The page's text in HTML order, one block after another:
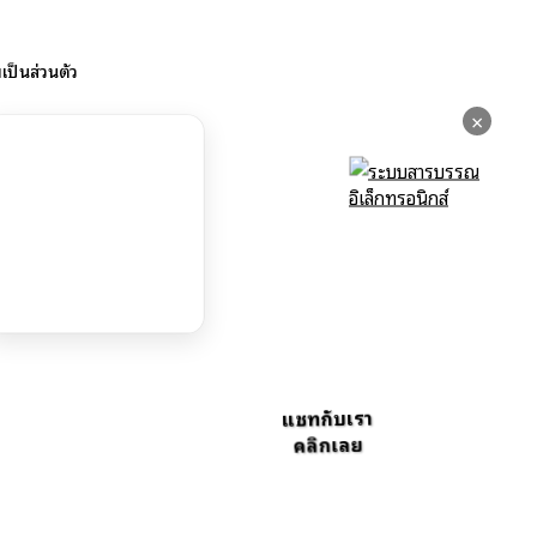
×
แชทกับเรา
คลิกเลย
ป็นส่วนตัว